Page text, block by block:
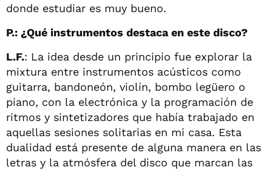
donde estudiar es muy bueno.
P.: ¿Qué instrumentos destaca en este disco?
L.F.: La idea desde un principio fue explorar la
mixtura entre instrumentos acústicos como
guitarra, bandoneón, violín, bombo legüero o
piano, con la electrónica y la programación de
ritmos y sintetizadores que había trabajado en
aquellas sesiones solitarias en mi casa. Esta
dualidad está presente de alguna manera en las
letras y la atmósfera del disco que marcan las